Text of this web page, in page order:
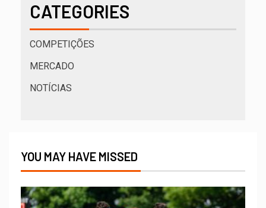
CATEGORIES
COMPETIÇÕES
MERCADO
NOTÍCIAS
YOU MAY HAVE MISSED